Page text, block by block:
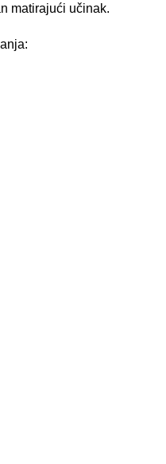
matirajući učinak.